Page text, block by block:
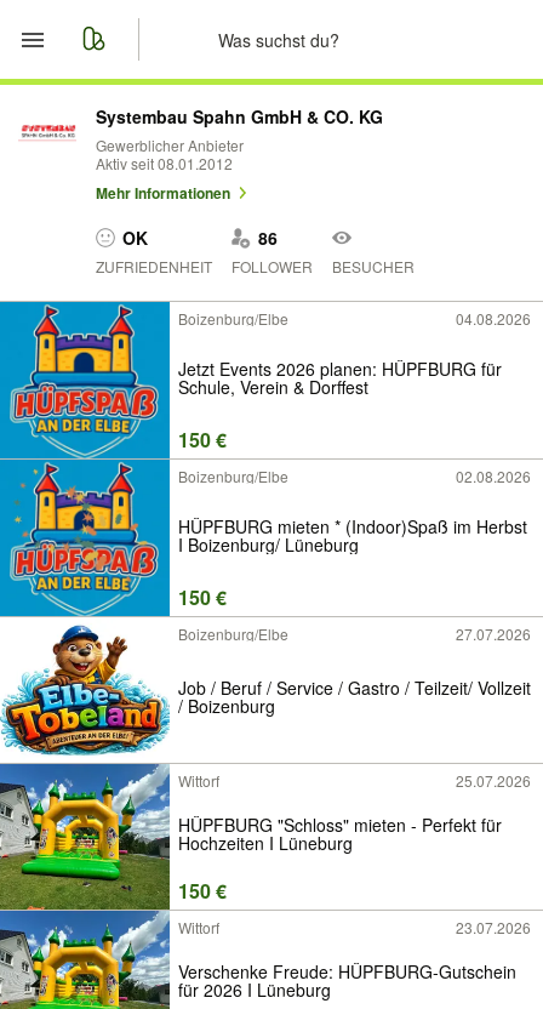
Start
Merkliste
Nachrichten
Systembau Spahn GmbH & CO. KG
Gewerblicher Anbieter
Aktiv seit 08.01.2012
Mehr Informationen
OK
ZUFRIEDENHEIT
86
FOLLOWER BESUCHER
Boizenburg/Elbe 04.08.2026
Jetzt Events 2026 planen: HÜPFBURG für
Schule, Verein & Dorffest
150 €
Boizenburg/Elbe 02.08.2026
HÜPFBURG mieten * (Indoor)Spaß im Herbst
I Boizenburg/ Lüneburg
150 €
Boizenburg/Elbe 27.07.2026
Job / Beruf / Service / Gastro / Teilzeit/ Vollzeit
/ Boizenburg
Wittorf 25.07.2026
HÜPFBURG "Schloss" mieten - Perfekt für
Hochzeiten I Lüneburg
150 €
Wittorf 23.07.2026
Verschenke Freude: HÜPFBURG-Gutschein
für 2026 I Lüneburg